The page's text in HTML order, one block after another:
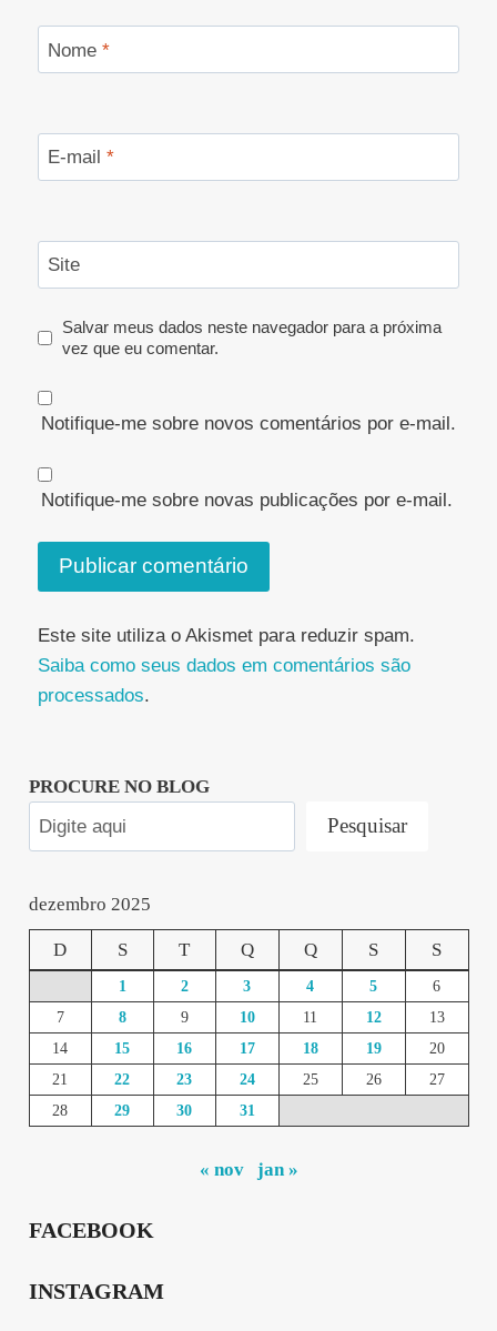
Nome *
E-mail *
Site
Salvar meus dados neste navegador para a próxima
vez que eu comentar.
Notifique-me sobre novos comentários por e-mail.
Notifique-me sobre novas publicações por e-mail.
Este site utiliza o Akismet para reduzir spam.
Saiba como seus dados em comentários são
processados.
PROCURE NO BLOG
Pesquisar
dezembro 2025
D S T Q Q S S
1 2 3 4 5
6
7
8 9 10 11 12
13
14
15 16 17 18 19
20
21
22 23 24 25 26
27
28
29 30 31
« nov jan »
FACEBOOK
INSTAGRAM